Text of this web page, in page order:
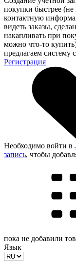
покупки быстрее (не
контактную
видеть заказы,
накапливать при
можно что-то
предлагаем систему
Регистрация
Необходимо войти в
запись, чтобы
пока не добавили
Язык